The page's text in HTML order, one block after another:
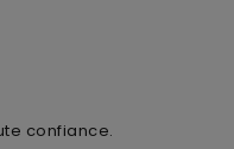
confiance.